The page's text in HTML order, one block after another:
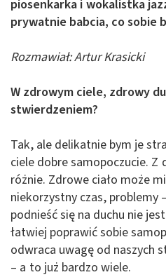
piosenkarka i wokalistka
prywatnie babcia, co sobie
Rozmawiał: Artur Krasicki
W zdrowym ciele, zdrowy
stwierdzeniem?
Tak, ale delikatnie bym je
ciele dobre samopoczucie. Z
różnie. Zdrowe ciało może
niekorzystny czas, problemy
podnieść się na duchu nie
łatwiej poprawić sobie
odwraca uwagę od naszych
– a to już bardzo wiele.